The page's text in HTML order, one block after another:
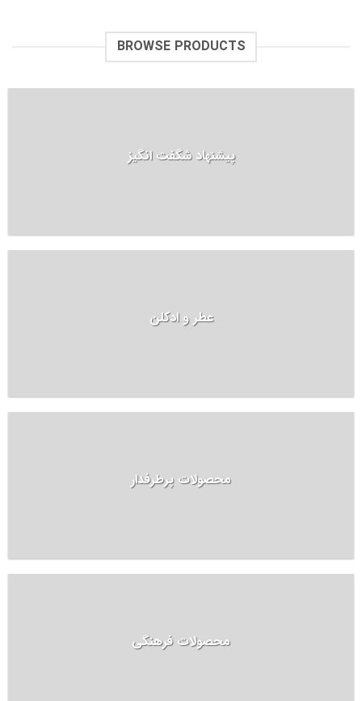
BROWSE PRODUCTS
پیشنهاد شگفت انگیز
عطر و ادکلن
محصولات پرطرفدار
محصولات فرهنگی